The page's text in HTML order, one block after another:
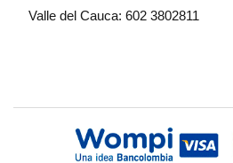
Valle del Cauca: 602 3802811